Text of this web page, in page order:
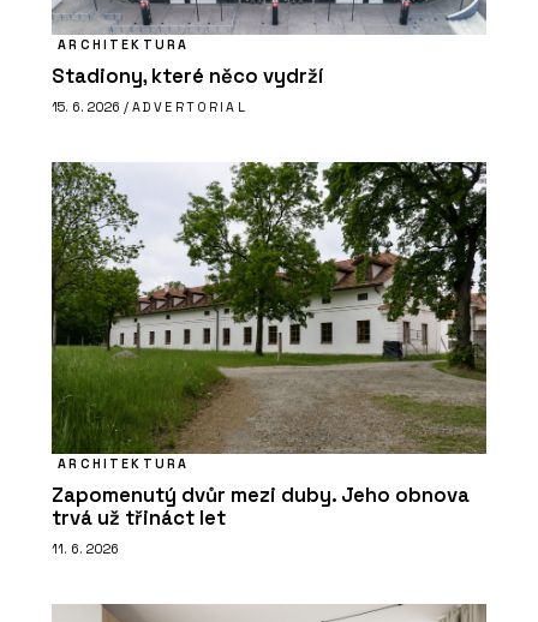
ARCHITEKTURA
Stadiony, které něco vydrží
15. 6. 2026 / ADVERTORIAL
ARCHITEKTURA
Zapomenutý dvůr mezi duby. Jeho obnova
trvá už třináct let
11. 6. 2026